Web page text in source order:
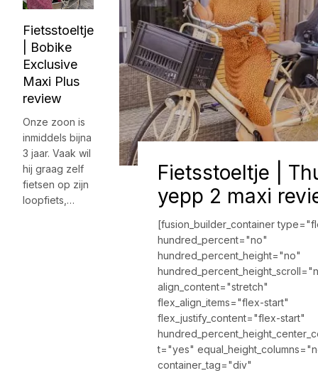
Fietsstoeltje
| Bobike
Exclusive
Maxi Plus
review
Onze zoon is
inmiddels bijna
3 jaar. Vaak wil
hij graag zelf
fietsen op zijn
loopfiets,…
Fietsstoeltje |
yepp 2 maxi
[fusion_builder_container
hundred_percent="no"
hundred_percent_height="no"
align_content="stretch"
flex_align_items="flex-start"
flex_justify_content="flex-start"
t="yes"
container_tag="div"